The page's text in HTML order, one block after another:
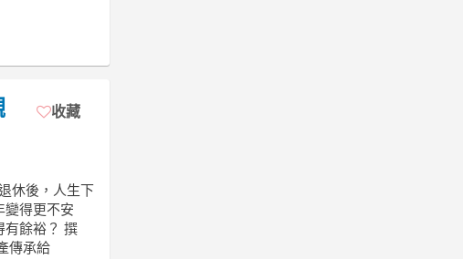
收藏
休後，人生下
變得更不安
有餘裕？ 撰
傳承給